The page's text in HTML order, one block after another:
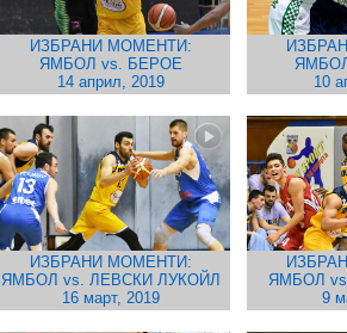
ИЗБРАНИ МОМЕНТИ:
ЯМБОЛ vs. БЕРОЕ
14 април, 2019
10
ИЗБРАНИ МОМЕНТИ:
ЯМБОЛ vs. ЛЕВСКИ ЛУКОЙЛ
16 март, 2019
ЯМБОЛ
9